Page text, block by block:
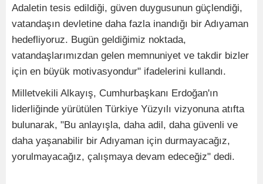
Adaletin tesis edildiği, güven duygusunun güçlendiği,
vatandaşın devletine daha fazla inandığı bir Adıyaman
hedefliyoruz. Bugün geldiğimiz noktada,
vatandaşlarımızdan gelen memnuniyet ve takdir bizler
için en büyük motivasyondur" ifadelerini kullandı.
Milletvekili Alkayış, Cumhurbaşkanı Erdoğan'ın
liderliğinde yürütülen Türkiye Yüzyılı vizyonuna atıfta
bulunarak, "Bu anlayışla, daha adil, daha güvenli ve
daha yaşanabilir bir Adıyaman için durmayacağız,
yorulmayacağız, çalışmaya devam edeceğiz" dedi.